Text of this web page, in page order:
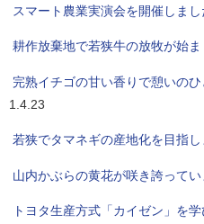
スマート農業実演会を開催しまし
耕作放棄地で若狭牛の放牧が始ま
完熟イチゴの甘い香りで憩いのひ
1.4.23
若狭でタマネギの産地化を目指し
山内かぶらの黄花が咲き誇ってい
トヨタ生産方式「カイゼン」を学